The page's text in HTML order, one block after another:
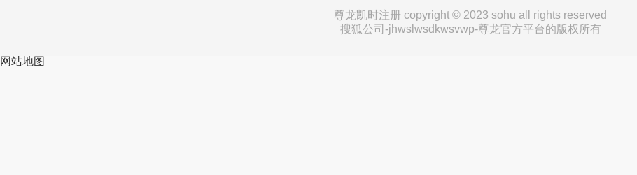
尊龙凯时注册 copyright © 2023 sohu all rights reserved
搜狐公司-jhwslwsdkwsvwp-尊龙官方平台的版权所有
网站地图